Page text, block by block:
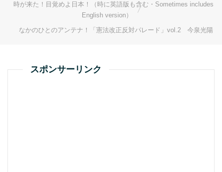
時が来た！目覚めよ日本！（時に英語版も含む・Sometimes includes
English version）
なかのひとのアンテナ！「憲法改正反対パレード」vol.2 今泉光陽
スポンサーリンク